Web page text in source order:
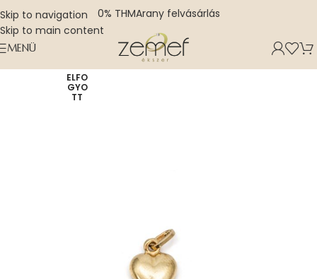
Skip to navigation
Skip to main content
0% THMArany felvásárlás
MENÜ
ELFO
GYO
TT